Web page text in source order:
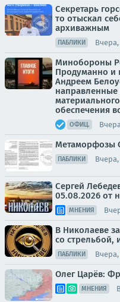
Секретарь
то отыскал
архиважным
ПАБЛИКИ Вчера,
Минобороны
Продуманно и
Андреем
направленные
обеспечения
ОФИЦ.
Метаморфозы
ПАБЛИКИ Вчера,
Сергей
05.08.2026 от
МНЕНИЯ
В Николаеве
со стрельбой,
ПАБЛИКИ Вчера,
Олег Царёв:
МНЕНИЯ